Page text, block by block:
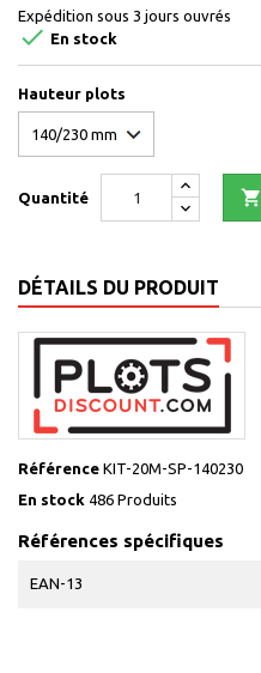
Expédition sous 3 jours ouvrés
 En stock
Hauteur plots
Quantité 
DÉTAILS DU PRODUIT
Référence KIT-20M-SP-140230
En stock 486 Produits
Références spécifiques
EAN-13